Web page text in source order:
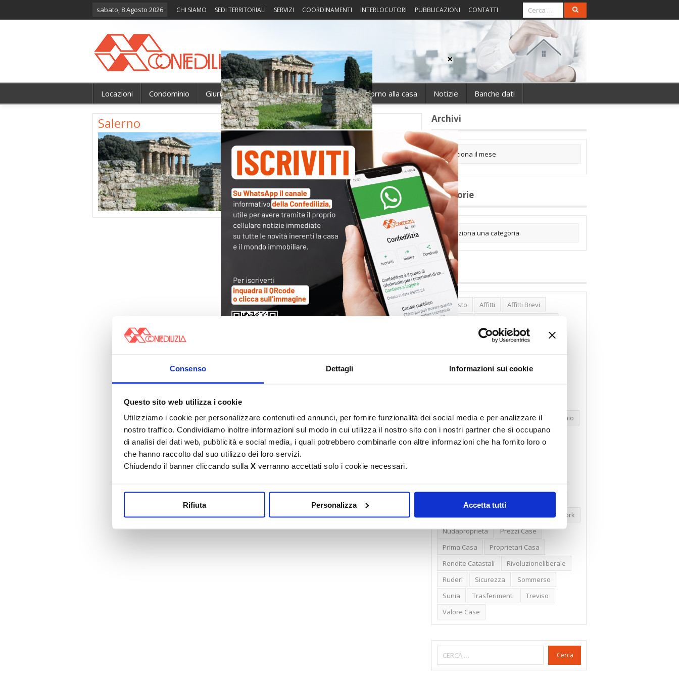
Consenso Dettagli Informazioni sui cookie
Questo sito web utilizza i cookie
Utilizziamo i cookie per personalizzare contenuti ed annunci, per fornire funzionalità dei social media e per analizzare il
nostro traffico. Condividiamo inoltre informazioni sul modo in cui utilizza il nostro sito con i nostri partner che si occupano
di analisi dei dati web, pubblicità e social media, i quali potrebbero combinarle con altre informazioni che ha fornito loro o
che hanno raccolto dal suo utilizzo dei loro servizi.
Chiudendo il banner cliccando sulla X verranno accettati solo i cookie necessari.
Rifiuta Personalizza Accetta tutti
sabato, 8 Agosto 2026 CHI SIAMO SEDI TERRITORIALI SERVIZI COORDINAMENTI INTERLOCUTORI PUBBLICAZIONI CONTATTI
Locazioni Condominio Giurisprudenza Fisco Portierato Intorno alla casa Notizie Banche dati
Salerno Archivi
Categorie
Tag
30posto Affitti
Affitti Brevi
Banca Woolwich
Bilocali
Cambioabitazione
Carenza Alloggi
Compravendite Immobiliari
Condominio
Confcommercio
Confedilizia.EU
New York
Nudaproprietà
Prezzi Case
Prima Casa
Proprietari Casa
Rendite Catastali
Rivoluzioneliberale
Ruderi
Sicurezza
Sommerso
Sunia
Trasferimenti
Treviso
Valore Case
Cerca